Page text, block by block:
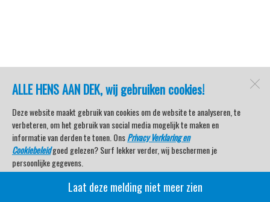
ALLE HENS AAN DEK, wij gebruiken cookies!
Deze website maakt gebruik van cookies om de website te analyseren, te
verbeteren, om het gebruik van social media mogelijk te maken en
informatie van derden te tonen. OnsPrivacy Verklaring en
Cookiebeleidgoed gelezen? Surf lekker verder, wij beschermen je
persoonlijke gegevens.
Veel kijkplezier met Watersport TV Beleving & Nieuws!
Laat deze melding niet meer zien